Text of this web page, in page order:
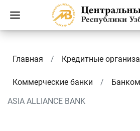
Главная Кредитные
Коммерческие банки
ASIA ALLIANCE BANK